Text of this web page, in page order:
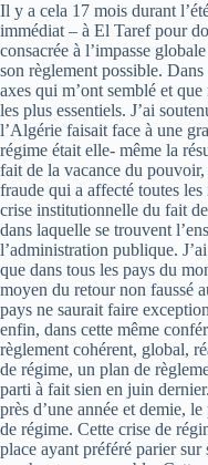
Il y a cela 17 mois ­durant
immédiat – à El Taref­ pour
consacrée à l’impasse
son règlement possible.
axes qui m’ont semblé et
les plus essentiels. J’ai
l’Algérie faisait face à une
régime était elle- même la
fait de la vacance du
fraude qui a affecté toutes
crise institutionnelle du fait
dans laquelle se trouvent
l’administration publique.
que dans tous les pays du
moyen du retour non faussé
pays ne saurait faire
enfin, dans cette même
règlement cohérent, global,
de régime, un plan de
parti à fait sien en juin
près d’une année et demie,
de régime. Cette crise de
place ayant préféré parier